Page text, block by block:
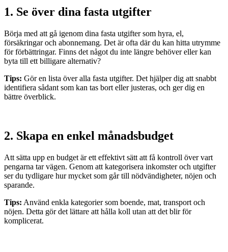
1. Se över dina fasta utgifter
Börja med att gå igenom dina fasta utgifter som hyra, el,
försäkringar och abonnemang. Det är ofta där du kan hitta utrymme
för förbättringar. Finns det något du inte längre behöver eller kan
byta till ett billigare alternativ?
Tips: Gör en lista över alla fasta utgifter. Det hjälper dig att snabbt
identifiera sådant som kan tas bort eller justeras, och ger dig en
bättre överblick.
2. Skapa en enkel månadsbudget
Att sätta upp en budget är ett effektivt sätt att få kontroll över vart
pengarna tar vägen. Genom att kategorisera inkomster och utgifter
ser du tydligare hur mycket som går till nödvändigheter, nöjen och
sparande.
Tips: Använd enkla kategorier som boende, mat, transport och
nöjen. Detta gör det lättare att hålla koll utan att det blir för
komplicerat.